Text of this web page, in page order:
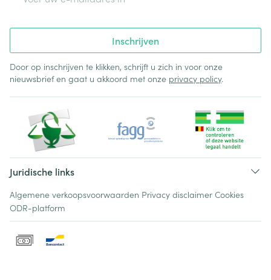
Inschrijven
Door op inschrijven te klikken, schrijft u zich in voor onze
nieuwsbrief en gaat u akkoord met onze privacy policy.
Juridische links
Algemene verkoopsvoorwaarden Privacy disclaimer Cookies
ODR-platform